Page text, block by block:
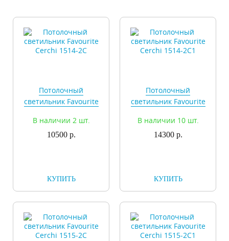
Потолочный
светильник Favourite
В наличии 2 шт.
10500 р.
КУПИТЬ
Потолочный
светильник Favourite
В наличии 10 шт.
14300 р.
КУПИТЬ